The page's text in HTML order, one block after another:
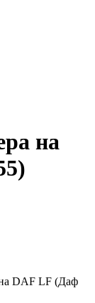
на
на DAF LF (Даф